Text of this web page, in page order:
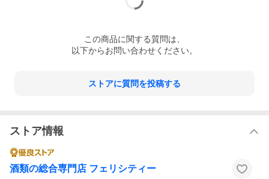
トー”の筆頭「シャトー・ラフィット・ロートシルト（Chateau La
fite Rothschild）」。1855年のメドックの格付けで“グランクリュ
第1級の中の1位”にランクされてから今日まで王座の地位に君臨し
この商品に関する質問は、
以下からお問い合わせください。
ストアに質問を投稿する
ストア情報
酒類の総合専門店 フェリシティー